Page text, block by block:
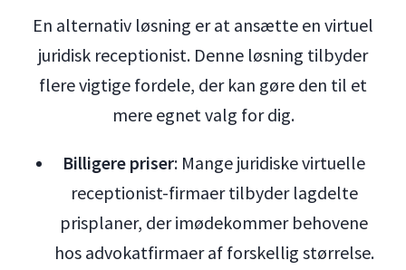
En alternativ løsning er at ansætte en virtuel
juridisk receptionist. Denne løsning tilbyder
flere vigtige fordele, der kan gøre den til et
mere egnet valg for dig.
Billigere priser: Mange juridiske virtuelle
receptionist-firmaer tilbyder lagdelte
prisplaner, der imødekommer behovene
hos advokatfirmaer af forskellig størrelse.